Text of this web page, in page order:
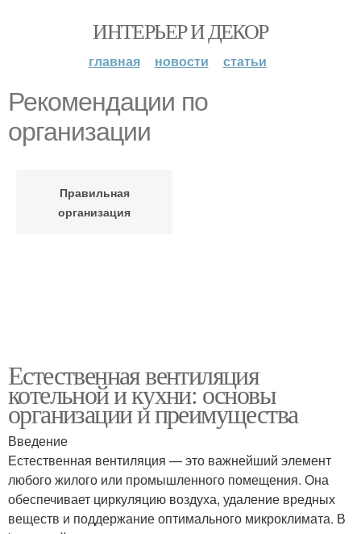
ИНТЕРЬЕР И ДЕКОР
главная новости статьи
Рекомендации по
организации
Правильная
организация
Естественная вентиляция
котельной и кухни: основы
организации и преимущества
Введение
Естественная вентиляция — это важнейший элемент
любого жилого или промышленного помещения. Она
обеспечивает циркуляцию воздуха, удаление вредных
веществ и поддержание оптимального микроклимата. В